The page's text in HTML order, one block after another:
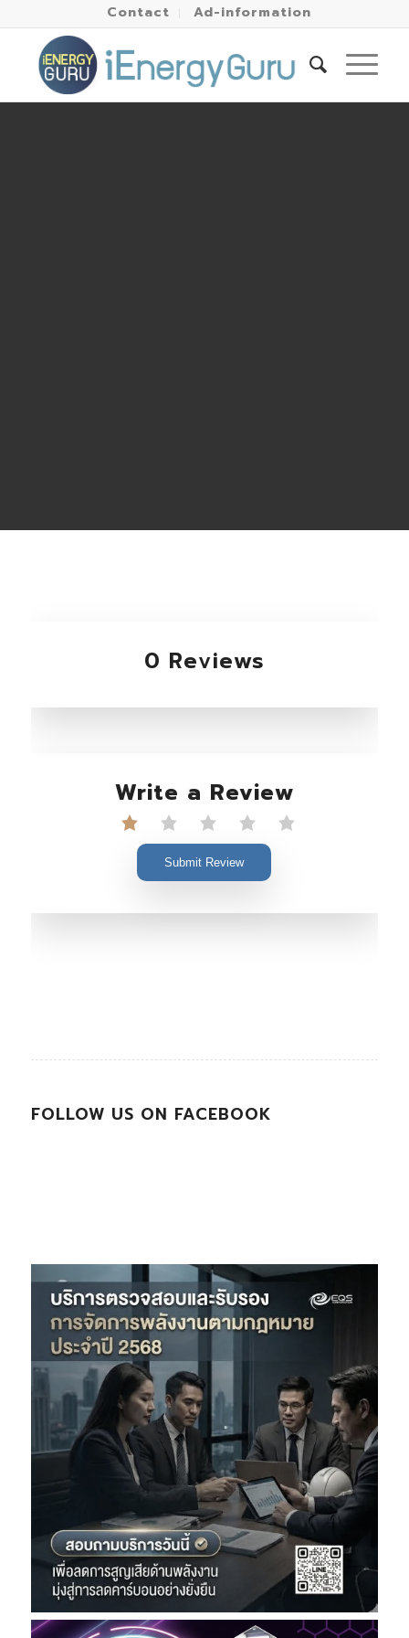
Contact Ad-information
0 Reviews
Write a Review
Submit Review
FOLLOW US ON FACEBOOK